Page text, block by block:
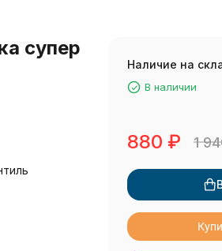
супер
Наличие на
В наличии
880 ₽ 1